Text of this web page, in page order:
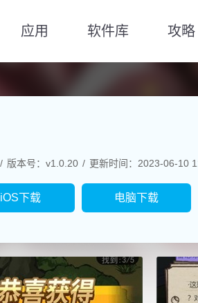
应用 软件库 攻略
版本号：v1.0.20 更新时间：2023-06-10
iOS下载 电脑下载